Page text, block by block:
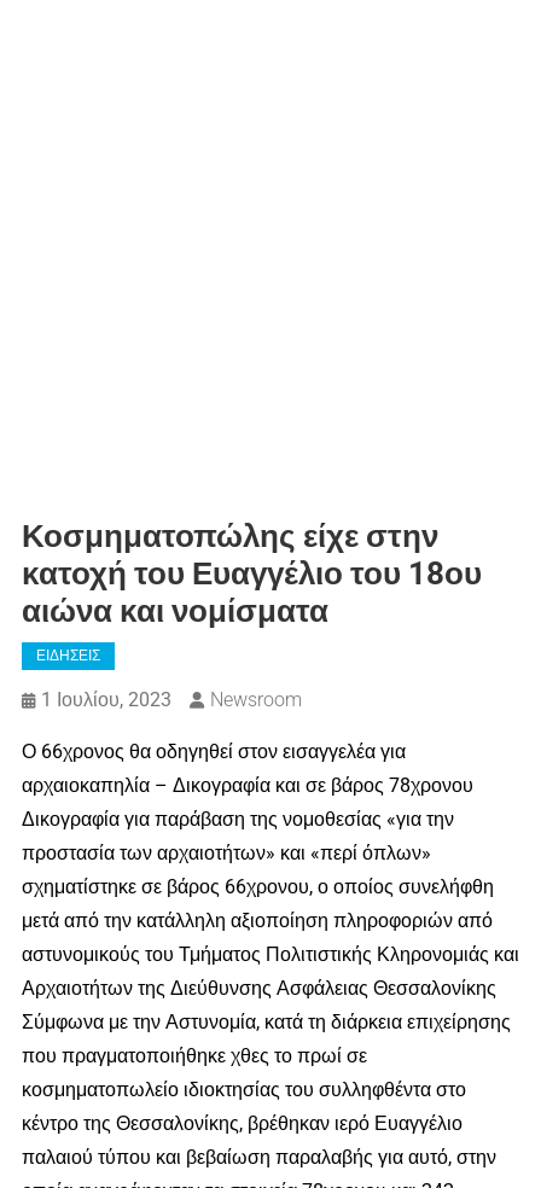
Κοσμηματοπώλης είχε στην
κατοχή του Ευαγγέλιο του 18ου
αιώνα και νομίσματα
ΕΙΔΗΣΕΙΣ
1 Ιουλίου, 2023 Newsroom
Ο 66χρονος θα οδηγηθεί στον εισαγγελέα για
αρχαιοκαπηλία – Δικογραφία και σε βάρος 78χρονου
Δικογραφία για παράβαση της νομοθεσίας «για την
προστασία των αρχαιοτήτων» και «περί όπλων»
σχηματίστηκε σε βάρος 66χρονου, ο οποίος συνελήφθη
μετά από την κατάλληλη αξιοποίηση πληροφοριών από
αστυνομικούς του Τμήματος Πολιτιστικής Κληρονομιάς και
Αρχαιοτήτων της Διεύθυνσης Ασφάλειας Θεσσαλονίκης
Σύμφωνα με την Αστυνομία, κατά τη διάρκεια επιχείρησης
που πραγματοποιήθηκε χθες το πρωί σε
κοσμηματοπωλείο ιδιοκτησίας του συλληφθέντα στο
κέντρο της Θεσσαλονίκης, βρέθηκαν ιερό Ευαγγέλιο
παλαιού τύπου και βεβαίωση παραλαβής για αυτό, στην